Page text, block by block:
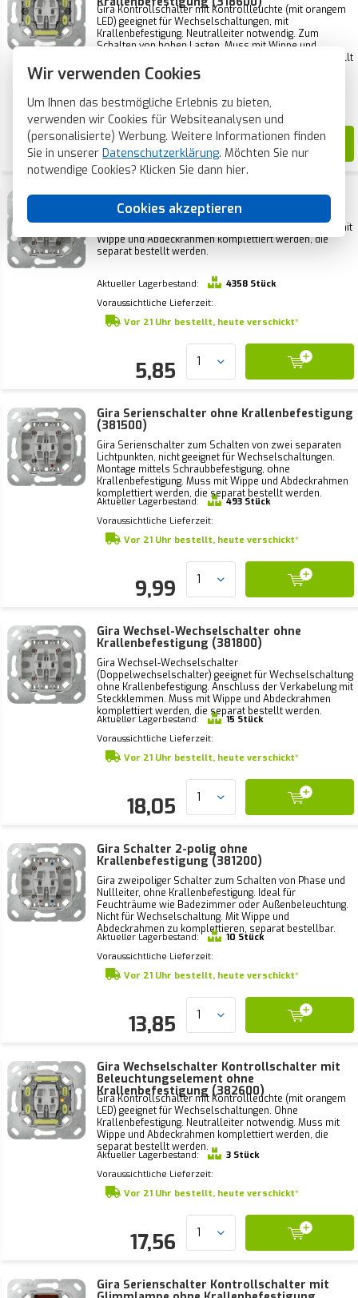
Wir verwenden Cookies
Um Ihnen das bestmögliche Erlebnis zu bieten,
verwenden wir Cookies für Websiteanalysen und
(personalisierte) Werbung. Weitere Informationen finden
Sie in unserer Datenschutzerklärung. Möchten Sie nur
notwendige Cookies? Klicken Sie dann hier.
Cookies akzeptieren
Gira Kontrollschalter mit Kontrollleuchte (mit orangem
LED) geeignet für Wechselschaltungen, mit
Krallenbefestigung. Neutralleiter notwendig. Zum
Schalten von hohen Lasten. Muss mit Wippe und
Abdeckrahmen komplettiert werden, die separat bestellt
werden.
Voraussichtliche Lieferzeit:
1-2 Wochen
23,50
Gira Wechselschalter ohne
Krallenbefestigung (381600)
Gira wechselschalter ohne Krallenbefestigung. Muss mit
Wippe und Abdeckrahmen komplettiert werden, die
separat bestellt werden.
Aktueller Lagerbestand:
4358 Stück
Voraussichtliche Lieferzeit:
Vor 21 Uhr bestellt, heute verschickt*
5,85
Gira Serienschalter ohne Krallenbefestigung
(381500)
Gira Serienschalter zum Schalten von zwei separaten
Lichtpunkten, nicht geeignet für Wechselschaltungen.
Montage mittels Schraubbefestigung, ohne
Krallenbefestigung. Muss mit Wippe und Abdeckrahmen
komplettiert werden, die separat bestellt werden.
Aktueller Lagerbestand:
493 Stück
Voraussichtliche Lieferzeit:
Vor 21 Uhr bestellt, heute verschickt*
9,99
Gira Wechsel-Wechselschalter ohne
Krallenbefestigung (381800)
Gira Wechsel-Wechselschalter
(Doppelwechselschalter) geeignet für Wechselschaltung
ohne Krallenbefestigung. Anschluss der Verkabelung mit
Steckklemmen. Muss mit Wippe und Abdeckrahmen
komplettiert werden, die separat bestellt werden.
Aktueller Lagerbestand:
15 Stück
Voraussichtliche Lieferzeit:
Vor 21 Uhr bestellt, heute verschickt*
18,05
Gira Schalter 2-polig ohne
Krallenbefestigung (381200)
Gira zweipoliger Schalter zum Schalten von Phase und
Nullleiter, ohne Krallenbefestigung. Ideal für
Feuchträume wie Badezimmer oder Außenbeleuchtung.
Nicht für Wechselschaltung. Mit Wippe und
Abdeckrahmen zu komplettieren, separat bestellbar.
Aktueller Lagerbestand:
10 Stück
Voraussichtliche Lieferzeit:
Vor 21 Uhr bestellt, heute verschickt*
13,85
Gira Wechselschalter Kontrollschalter mit
Beleuchtungselement ohne
Krallenbefestigung (382600)
Gira Kontrollschalter mit Kontrollleuchte (mit orangem
LED) geeignet für Wechselschaltungen. Ohne
Krallenbefestigung. Neutralleiter notwendig. Muss mit
Wippe und Abdeckrahmen komplettiert werden, die
separat bestellt werden.
Aktueller Lagerbestand:
3 Stück
Voraussichtliche Lieferzeit:
Vor 21 Uhr bestellt, heute verschickt*
17,56
Gira Serienschalter Kontrollschalter mit